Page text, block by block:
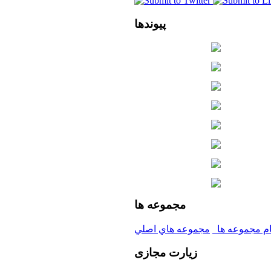
پیوندها
مجموعه ها
مجموعه ها مجموعه هاي اصلي
زیارت مجازی